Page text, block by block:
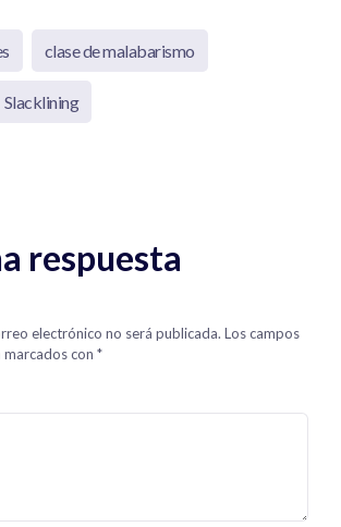
clase de malabarismo
Slacklining
respuesta
electrónico no será publicada. Los campos
con *